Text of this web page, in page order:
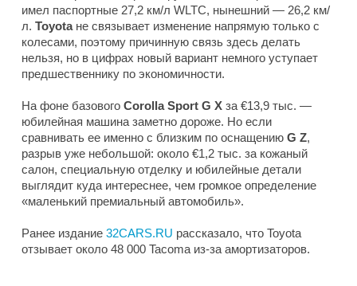
имел паспортные 27,2 км/л WLTC, нынешний — 26,2 км/
л. Toyotaне связывает изменение напрямую только с
колесами, поэтому причинную связь здесь делать
нельзя, но в цифрах новый вариант немного уступает
предшественнику по экономичности.
На фоне базового Corolla Sport G X за €13,9 тыс. —
юбилейная машина заметно дороже. Но если
сравнивать ее именно с близким по оснащению G Z,
разрыв уже небольшой: около €1,2 тыс. за кожаный
салон, специальную отделку и юбилейные детали
выглядит куда интереснее, чем громкое определение
«маленький премиальный автомобиль».
Ранее издание 32CARS.RU рассказало, что Toyota
отзывает около 48 000 Tacoma из-за амортизаторов.